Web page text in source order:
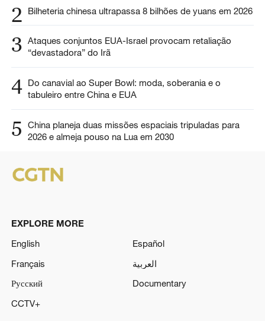
2 Bilheteria chinesa ultrapassa 8 bilhões de yuans em 2026
3 Ataques conjuntos EUA-Israel provocam retaliação
“devastadora” do Irã
4 Do canavial ao Super Bowl: moda, soberania e o
tabuleiro entre China e EUA
5
China planeja duas missões espaciais tripuladas para
2026 e almeja pouso na Lua em 2030
EXPLORE MORE
English
Español
Français
العربية
Русский
Documentary
CCTV+